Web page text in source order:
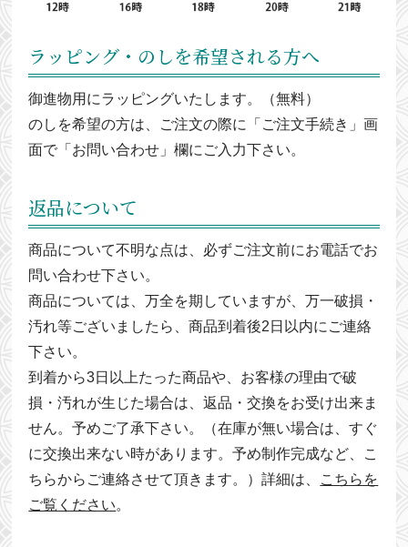
ラッピング・のしを希望される方へ
御進物用にラッピングいたします。（無料）
のしを希望の方は、ご注文の際に「ご注文手続き」画
面で「お問い合わせ」欄にご入力下さい。
返品について
商品について不明な点は、必ずご注文前にお電話でお
問い合わせ下さい。
商品については、万全を期していますが、万一破損・
汚れ等ございましたら、商品到着後2日以内にご連絡
下さい。
到着から3日以上たった商品や、お客様の理由で破
損・汚れが生じた場合は、返品・交換をお受け出来ま
せん。予めご了承下さい。（在庫が無い場合は、すぐ
に交換出来ない時があります。予め制作完成など、こ
ちらからご連絡させて頂きます。）詳細は、 こちらを
ご覧ください。